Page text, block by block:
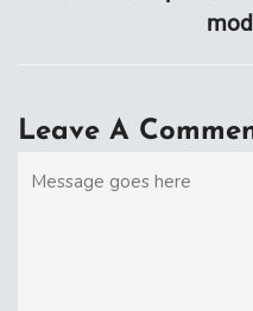
Leave A